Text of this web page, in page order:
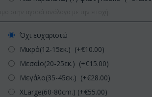
Όχι ευχαριστώ
Μικρό(12-15εκ.) (+€10.00)
Μεσαίο(20-25εκ.) (+€15.00)
Μεγάλο(35-45εκ.) (+€28.00)
XLarge(60-80cm.) (+€55.00)